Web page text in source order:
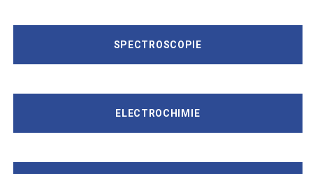
SPECTROSCOPIE
ELECTROCHIMIE